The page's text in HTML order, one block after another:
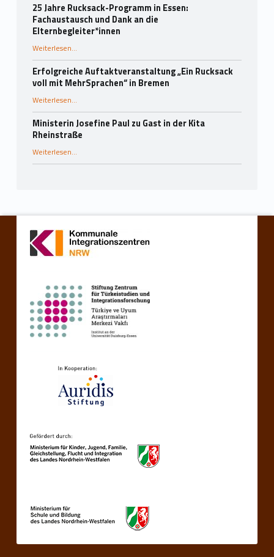
25 Jahre Rucksack-Programm in Essen:
Fachaustausch und Dank an die
Elternbegleiter*innen
Weiterlesen“25 Jahre Rucksack-Programm in Essen: Fachaustausch und Dank an die Elternbegleiter*innen”
…
Erfolgreiche Auftaktveranstaltung „Ein Rucksack
voll mit MehrSprachen“ in Bremen
Weiterlesen“Erfolgreiche Auftaktveranstaltung „Ein Rucksack voll mit MehrSprachen“ in Bremen”
…
Ministerin Josefine Paul zu Gast in der Kita
Rheinstraße
Weiterlesen“Ministerin Josefine Paul zu Gast in der Kita Rheinstraße”
…